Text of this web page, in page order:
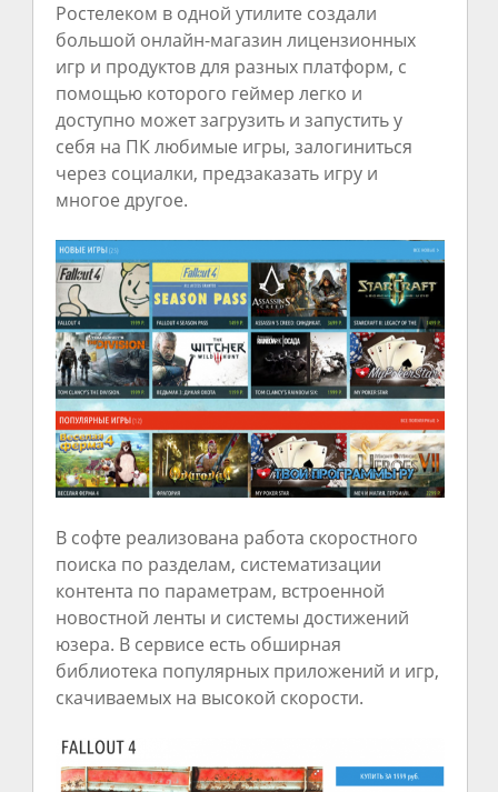
Ростелеком в одной утилите создали
большой онлайн-магазин лицензионных
игр и продуктов для разных платформ, с
помощью которого геймер легко и
доступно может загрузить и запустить у
себя на ПК любимые игры, залогиниться
через социалки, предзаказать игру и
многое другое.
В софте реализована работа скоростного
поиска по разделам, систематизации
контента по параметрам, встроенной
новостной ленты и системы достижений
юзера. В сервисе есть обширная
библиотека популярных приложений и игр,
скачиваемых на высокой скорости.